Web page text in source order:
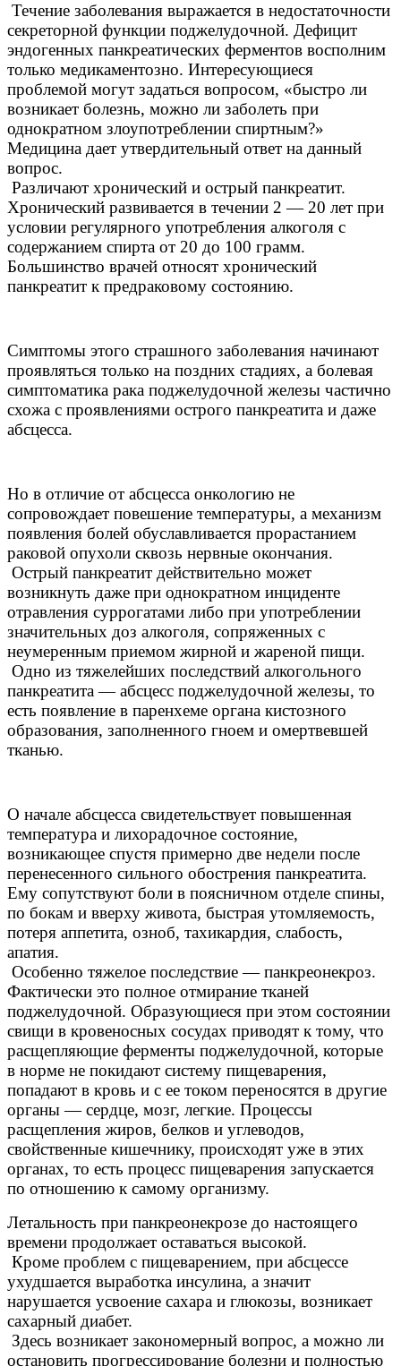
Течение заболевания выражается в недостаточности
секреторной функции поджелудочной. Дефицит
эндогенных панкреатических ферментов восполним
только медикаментозно. Интересующиеся
проблемой могут задаться вопросом, «быстро ли
возникает болезнь, можно ли заболеть при
однократном злоупотреблении спиртным?»
Медицина дает утвердительный ответ на данный
вопрос.
Различают хронический и острый панкреатит.
Хронический развивается в течении 2 — 20 лет при
условии регулярного употребления алкоголя с
содержанием спирта от 20 до 100 грамм.
Большинство врачей относят хронический
панкреатит к предраковому состоянию.
Симптомы этого страшного заболевания начинают
проявляться только на поздних стадиях, а болевая
симптоматика рака поджелудочной железы частично
схожа с проявлениями острого панкреатита и даже
абсцесса.
Но в отличие от абсцесса онкологию не
сопровождает повешение температуры, а механизм
появления болей обуславливается прорастанием
раковой опухоли сквозь нервные окончания.
Острый панкреатит действительно может
возникнуть даже при однократном инциденте
отравления суррогатами либо при употреблении
значительных доз алкоголя, сопряженных с
неумеренным приемом жирной и жареной пищи.
Одно из тяжелейших последствий алкогольного
панкреатита — абсцесс поджелудочной железы, то
есть появление в паренхеме органа кистозного
образования, заполненного гноем и омертвевшей
тканью.
О начале абсцесса свидетельствует повышенная
температура и лихорадочное состояние,
возникающее спустя примерно две недели после
перенесенного сильного обострения панкреатита.
Ему сопутствуют боли в поясничном отделе спины,
по бокам и вверху живота, быстрая утомляемость,
потеря аппетита, озноб, тахикардия, слабость,
апатия.
Особенно тяжелое последствие — панкреонекроз.
Фактически это полное отмирание тканей
поджелудочной. Образующиеся при этом состоянии
свищи в кровеносных сосудах приводят к тому, что
расщепляющие ферменты поджелудочной, которые
в норме не покидают систему пищеварения,
попадают в кровь и с ее током переносятся в другие
органы — сердце, мозг, легкие. Процессы
расщепления жиров, белков и углеводов,
свойственные кишечнику, происходят уже в этих
органах, то есть процесс пищеварения запускается
по отношению к самому организму.
Летальность при панкреонекрозе до настоящего
времени продолжает оставаться высокой.
Кроме проблем с пищеварением, при абсцессе
ухудшается выработка инсулина, а значит
нарушается усвоение сахара и глюкозы, возникает
сахарный диабет.
Здесь возникает закономерный вопрос, а можно ли
остановить прогрессирование болезни и полностью